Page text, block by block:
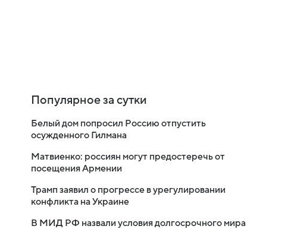
Популярное за сутки
Белый дом попросил Россию отпустить
осужденного Гилмана
Матвиенко: россиян могут предостеречь от
посещения Армении
Трамп заявил о прогрессе в урегулировании
конфликта на Украине
В МИД РФ назвали условия долгосрочного мира